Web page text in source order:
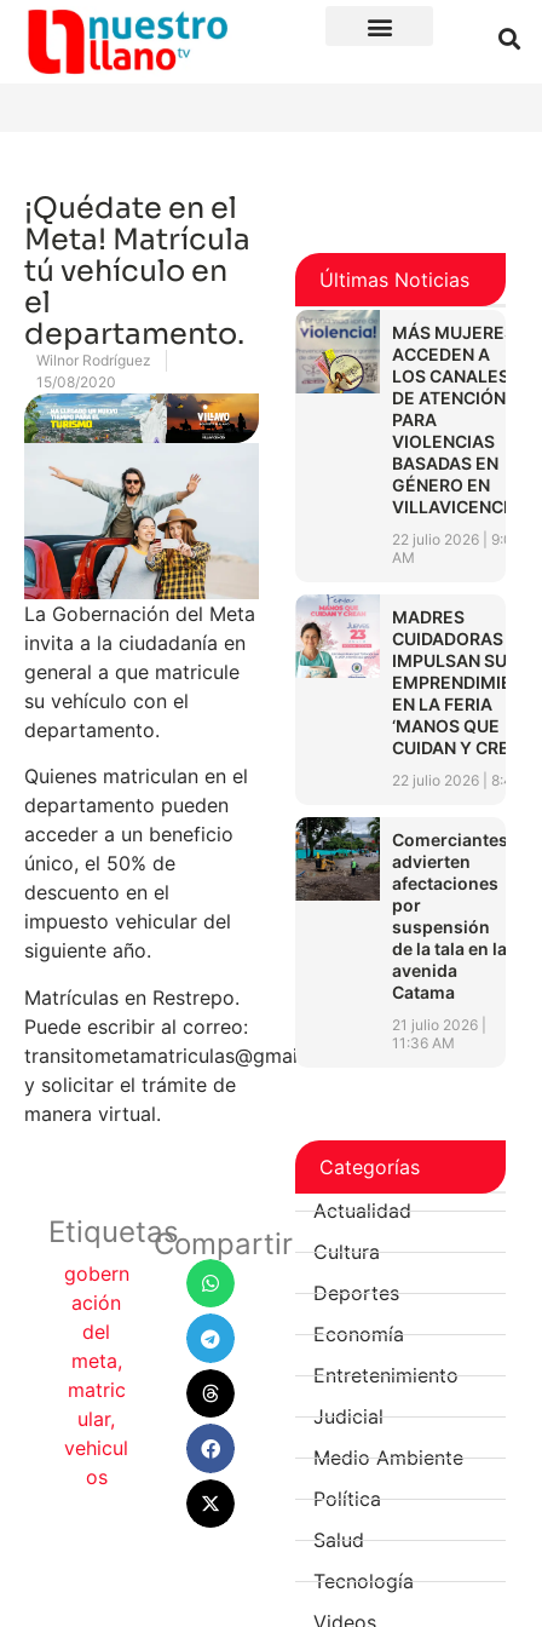
¡Quédate en el
Meta! Matrícula
tú vehículo en
el
departamento.
Wilnor Rodríguez
15/08/2020
La Gobernación del Meta
invita a la ciudadanía en
general a que matricule
su vehículo con el
departamento.
Quienes matriculan en el
departamento pueden
acceder a un beneficio
único, el 50% de
descuento en el
impuesto vehicular del
siguiente año.
Matrículas en Restrepo.
Puede escribir al correo:
transitometamatriculas@gmail.com
y solicitar el trámite de
manera virtual.
Etiquetas
gobern
ación
del
meta,
matric
ular,
vehicul
os
Compartir
Últimas Noticias
MÁS MUJERES
ACCEDEN A
LOS CANALES
DE ATENCIÓN
PARA
VIOLENCIAS
BASADAS EN
GÉNERO EN
VILLAVICENCIO
22 julio 2026
9:01
AM
MADRES
CUIDADORAS
IMPULSAN SUS
EN LA FERIA
‘MANOS QUE
CUIDAN Y CREAN’
22 julio 2026 8:45
Comerciantes
advierten
afectaciones
por
suspensión
de la tala en la
avenida
Catama
21 julio 2026
11:36 AM
Categorías
Actualidad
Cultura
Deportes
Economía
Entretenimiento
Judicial
Medio Ambiente
Política
Salud
Tecnología